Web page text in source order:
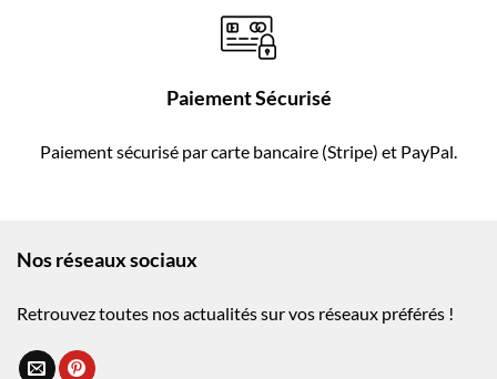
Paiement Sécurisé
Paiement sécurisé par carte bancaire (Stripe) et PayPal.
Nos réseaux sociaux
Retrouvez toutes nos actualités sur vos réseaux préférés !